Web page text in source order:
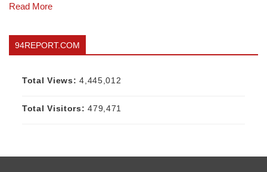
Read More
94REPORT.COM
Total Views:4,445,012
Total Visitors:479,471